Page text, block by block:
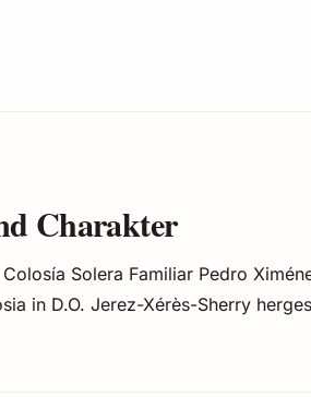
Charakter
Solera Familiar Pedro
in D.O. Jerez-Xérès-Sherry